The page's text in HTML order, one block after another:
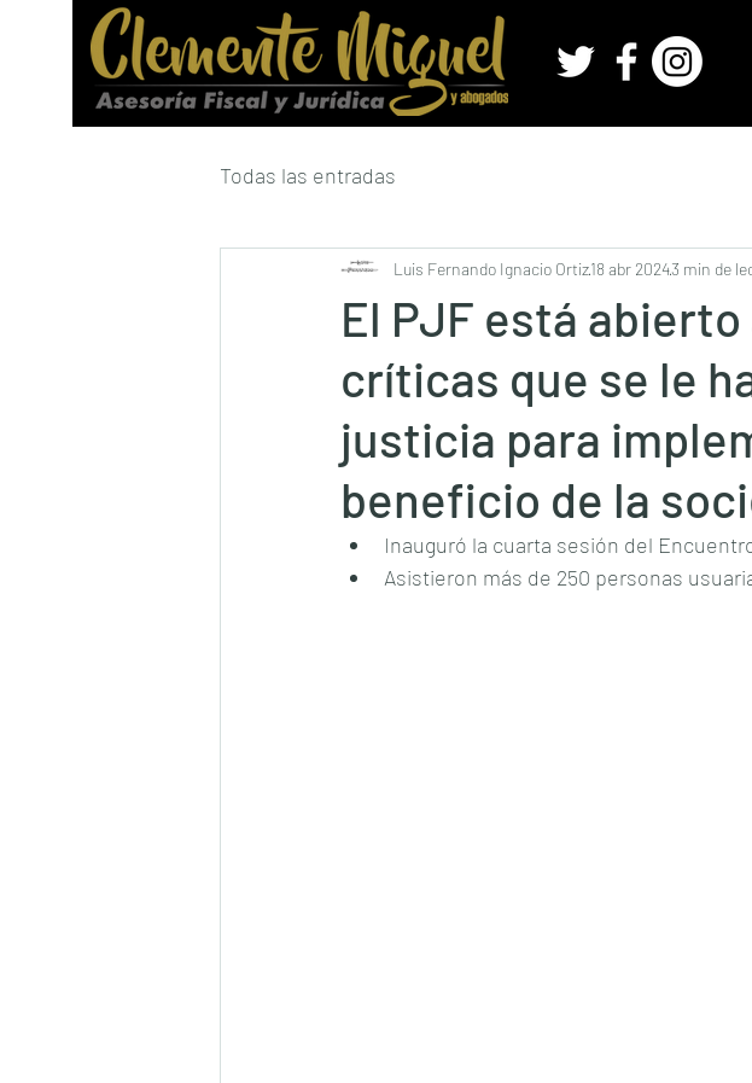
Todas las entradas
El PJF está
críticas que se le
justicia para
beneficio de la
Luis Fernando Ignacio Ortiz18 abr 20243 min de
Inauguró la cuarta sesión del
Asistieron más de 250 personas